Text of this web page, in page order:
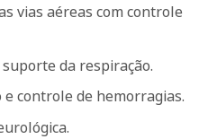
vias aéreas com controle
suporte da respiração.
e controle de hemorragias.